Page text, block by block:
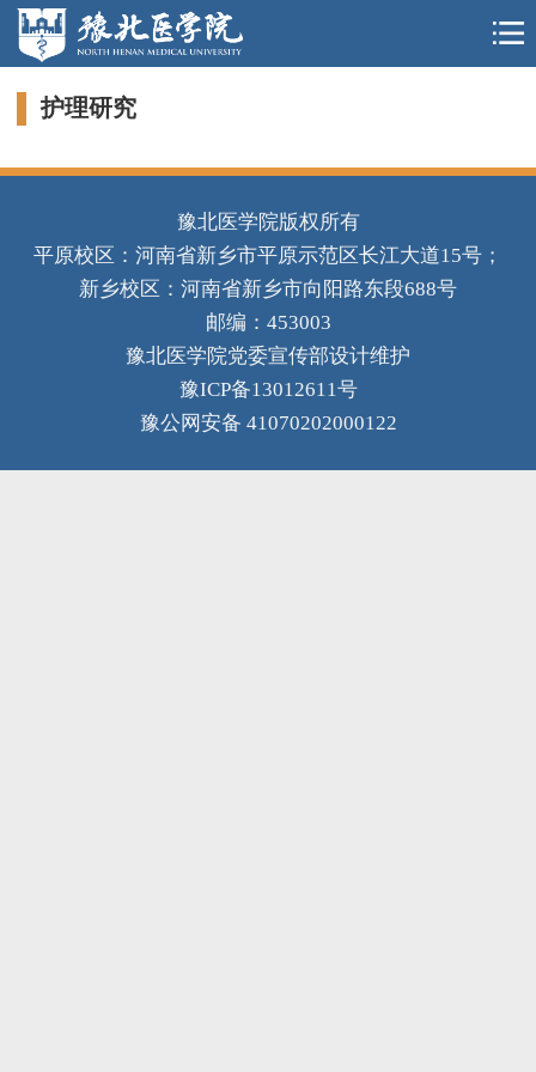
护理研究
豫北医学院版权所有
平原校区：河南省新乡市平原示范区长江大道15号；
新乡校区：河南省新乡市向阳路东段688号
邮编：453003
豫北医学院党委宣传部设计维护
豫ICP备13012611号
豫公网安备 41070202000122